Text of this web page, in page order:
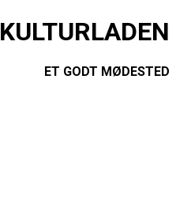
KULTURLADEN
ET GODT MØDESTED